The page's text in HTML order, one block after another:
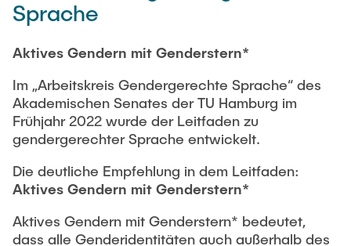
Newsroom
Magazin spektrum
Veranstaltungen
Stellenausschreibungen
Beratung und Kontakt
Studienorganisation
AI in Education
Für Absolventinnen und Absolventen
Berufseinstieg - Career Center
UNU HUB "Engineering to Face Climate Change"
Forschungsförderung
Early Career Researchers
Gute Wissenschaftliche Praxis
Studiengänge
Technologie und Innovation in der Bildung
News
Studiengänge
Forschung und Institute
Austauschstudium
Intercultural Hub
(Gast)Wissenschaftler*innen
Partnerships and Strategy
Partnerhochschulen Studierendenaustausch
Eine Partnerschaft vereinbaren
ECIU University
Sprache
Aktives Gendern mit Genderstern*
Im „Arbeitskreis Gendergerechte Sprache“ des
Akademischen Senates der TU Hamburg im
Frühjahr 2022 wurde der Leitfaden zu
gendergerechter Sprache entwickelt.
Die deutliche Empfehlung in dem Leitfaden:
Aktives Gendern mit Genderstern*
Aktives Gendern mit Genderstern* bedeutet,
dass alle Genderidentitäten auch außerhalb des